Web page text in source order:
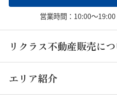
営業時間：10:00～
リクラス不動産販売に
エリア紹介